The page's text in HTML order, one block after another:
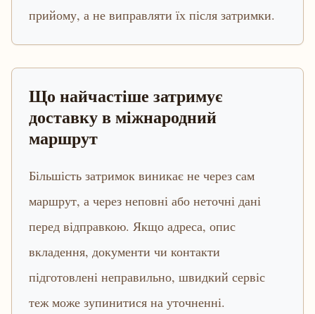
прийому, а не виправляти їх після затримки.
Що найчастіше затримує
доставку в міжнародний
маршрут
Більшість затримок виникає не через сам
маршрут, а через неповні або неточні дані
перед відправкою. Якщо адреса, опис
вкладення, документи чи контакти
підготовлені неправильно, швидкий сервіс
теж може зупинитися на уточненні.